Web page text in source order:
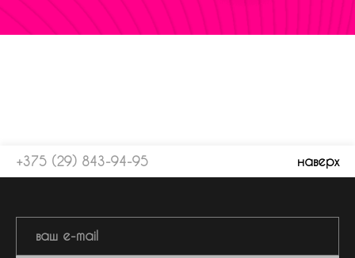
+375 (29) 843-94-95 наверх